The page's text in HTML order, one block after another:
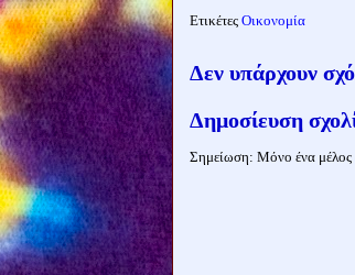
Ετικέτες Οικονομία
Δεν υπάρχουν
Δημοσίευση
Σημείωση: Μόνο ένα μέλος